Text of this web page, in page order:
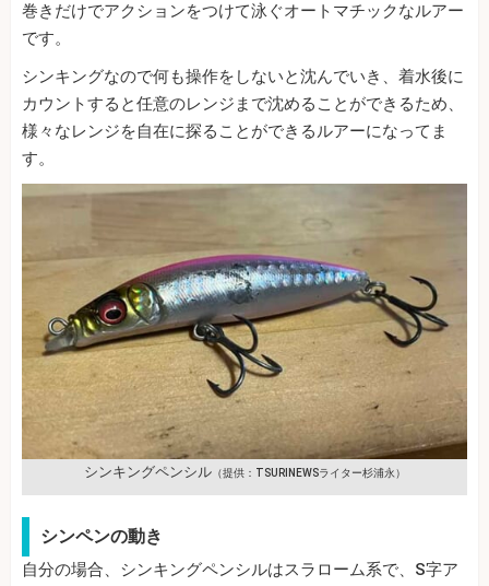
巻きだけでアクションをつけて泳ぐオートマチックなルアー
です。
シンキングなので何も操作をしないと沈んでいき、着水後に
カウントすると任意のレンジまで沈めることができるため、
様々なレンジを自在に探ることができるルアーになってま
す。
シンキングペンシル（提供：TSURINEWSライター杉浦永）
シンペンの動き
自分の場合、シンキングペンシルはスラローム系で、S字ア